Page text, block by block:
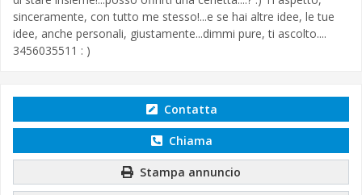
sinceramente, con tutto me stesso!...e se hai altre idee, le tue
idee, anche personali, giustamente...dimmi pure, ti ascolto....
3456035511 : )
Contatta
Chiama
Stampa annuncio